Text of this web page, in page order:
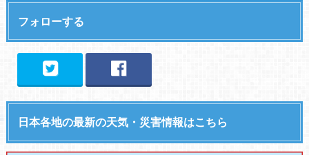
フォローする
日本各地の最新の天気・災害情報はこちら